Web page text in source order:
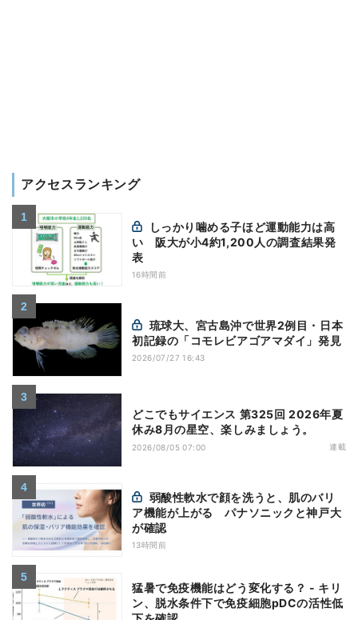
アクセスランキング
い 阪大が小4約1,200人の調査結果発
表
16時間前
初記録の「コモレビアゴアマダイ」発見
2026/07/27 16:43
どこでもサイエンス 第325回 2026年夏
休み8月の星空、楽しみましょう。
2026/08/05 07:00 連載
ア機能が上がる パナソニックと神戸大
が確認
13時間前
猛暑で免疫機能はどう変化する？ - キリ
ン、脱水条件下で免疫細胞pDCの活性低